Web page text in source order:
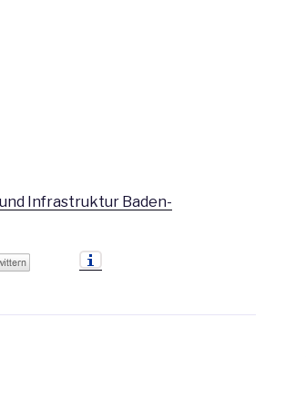
Infrastruktur Baden-